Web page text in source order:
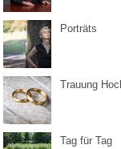
Porträts
Trauung
Tag für Tag